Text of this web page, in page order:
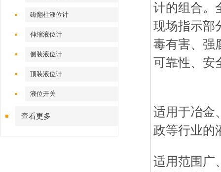
磁翻柱液位计
伸缩液位计
侧装液位计
顶装液位计
液位开关
查看更多
计的组合。
现场指示部
毒有害、强
可靠性、安
适用于冶金
政等行业的
适用范围广